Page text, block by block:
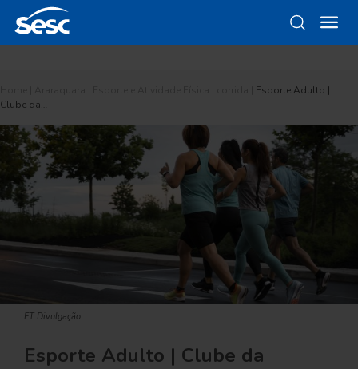
Esporte Adulto |
Clube da…
FT Divulgação
Esporte Adulto | Clube da